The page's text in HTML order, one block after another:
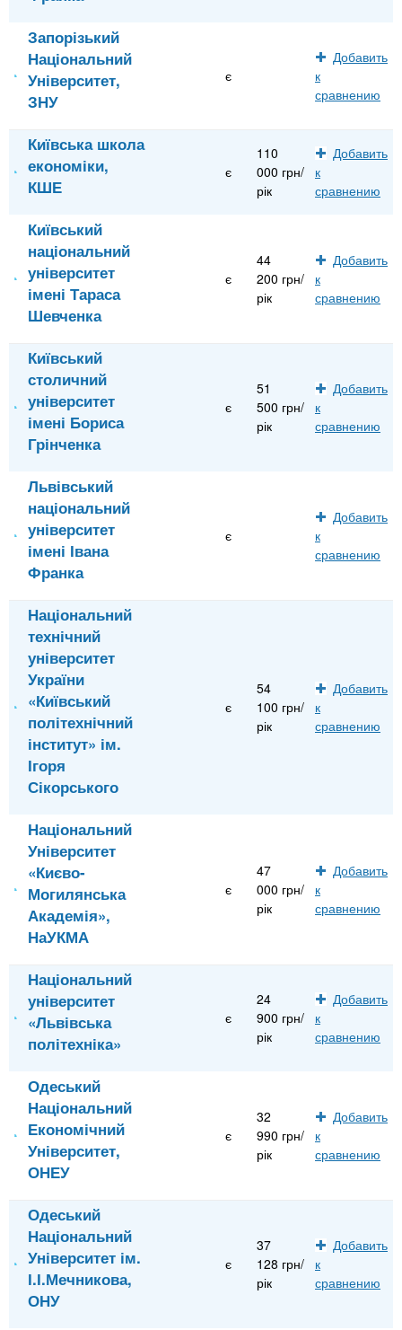
Запорізький
Національний
Університет,
ЗНУ
є
Добавить
к
сравнению
Київська школа
економіки,
КШЕ
є
110
000 грн/
рік
Добавить
к
сравнению
Київський
національний
університет
імені Тараса
Шевченка
є
44
200 грн/
рік
Добавить
к
сравнению
Київський
столичний
університет
імені Бориса
Грінченка
є
51
500 грн/
рік
Добавить
к
сравнению
Львівський
національний
університет
імені Івана
Франка
є
Добавить
к
сравнению
Національний
технічний
університет
України
«Київський
політехнічний
інститут» ім.
Ігоря
Сікорського
є
54
100 грн/
рік
Добавить
к
сравнению
Національний
Університет
«Києво-
Могилянська
Академія»,
НаУКМА
є
47
000 грн/
рік
Добавить
к
сравнению
Національний
університет
«Львівська
політехніка»
є
24
900 грн/
рік
Добавить
к
сравнению
Одеський
Національний
Економічний
Університет,
ОНЕУ
є
32
990 грн/
рік
Добавить
к
сравнению
Одеський
Національний
Університет ім.
І.І.Мечникова,
ОНУ
є
37
128 грн/
рік
Добавить
к
сравнению